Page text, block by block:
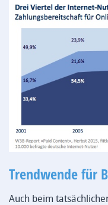
Trendwende für
Auch beim